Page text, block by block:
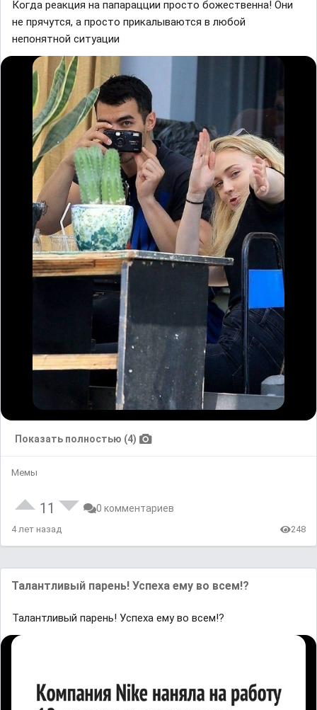
Когда реакция на папарацции просто божественна! Они
не прячутся, а просто прикалываются в любой
непонятной ситуации
Показать полностью (4)
Мемы
11 0 комментариев
4 лет назад 248
Талантливый парень! Успеха ему во всем!?
Талантливый парень! Успеха ему во всем!?